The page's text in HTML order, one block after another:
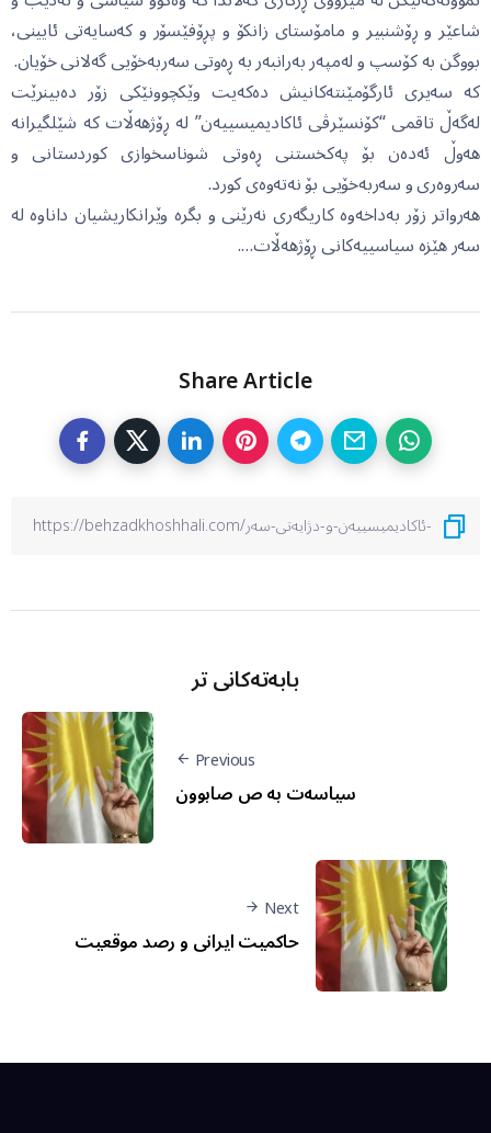
شاعێر و ڕۆشنبیر و مامۆستای زانکۆ و پڕۆفێسۆر و کەسایەتی ئایینی،
بووگن بە کۆسپ و لەمپەر بەرانبەر بە ڕەوتی سەربەخۆیی گەلانی خۆیان.
کە سەیری ئارگۆمێنتەکانیش دەکەیت وێکچوونێکی زۆر دەبینرێت
لەگەڵ تاقمی “کۆنسێرڤی ئاکادیمیسییەن” لە ڕۆژهەڵات کە شێلگیرانە
هەوڵ ئەدەن بۆ پەکخستنی ڕەوتی شوناسخوازی کوردستانی و
سەروەری و سەربەخۆیی بۆ نەتەوەی کورد.
هەرواتر زۆر بەداخەوە کاریگەری نەرێنی و بگرە وێرانکاریشیان داناوە لە
سەر هێزە سیاسییەکانی ڕۆژهەڵات….
Share Article
بابەتەکانی تر
Previous
سیاسەت بە ص صابوون
Next
حاکمیت ایرانی و رصد موقعیت